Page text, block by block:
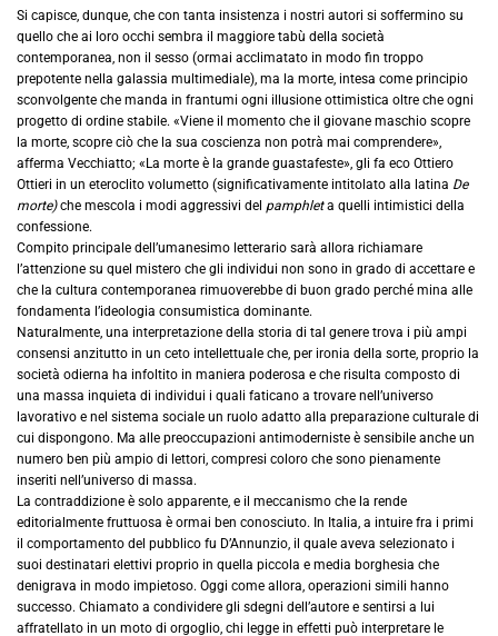
Si capisce, dunque, che con tanta insistenza i nostri autori si soffermino su
quello che ai loro occhi sembra il maggiore tabù della società
contemporanea, non il sesso (ormai acclimatato in modo fin troppo
prepotente nella galassia multimediale), ma la morte, intesa come principio
sconvolgente che manda in frantumi ogni illusione ottimistica oltre che ogni
progetto di ordine stabile. «Viene il momento che il giovane maschio scopre
la morte, scopre ciò che la sua coscienza non potrà mai comprendere»,
afferma Vecchiatto; «La morte è la grande guastafeste», gli fa eco Ottiero
Ottieri in un eteroclito volumetto (significativamente intitolato alla latina De
morte)che mescola i modi aggressivi del pamphleta quelli intimistici della
confessione.
Compito principale dell’umanesimo letterario sarà allora richiamare
l’attenzione su quel mistero che gli individui non sono in grado di accettare e
che la cultura contemporanea rimuoverebbe di buon grado perché mina alle
fondamenta l’ideologia consumistica dominante.
Naturalmente, una interpretazione della storia di tal genere trova i più ampi
consensi anzitutto in un ceto intellettuale che, per ironia della sorte, proprio la
società odierna ha infoltito in maniera poderosa e che risulta composto di
una massa inquieta di individui i quali faticano a trovare nell’universo
lavorativo e nel sistema sociale un ruolo adatto alla preparazione culturale di
cui dispongono. Ma alle preoccupazioni antimoderniste è sensibile anche un
numero ben più ampio di lettori, compresi coloro che sono pienamente
inseriti nell’universo di massa.
La contraddizione è solo apparente, e il meccanismo che la rende
editorialmente fruttuosa è ormai ben conosciuto. In Italia, a intuire fra i primi
il comportamento del pubblico fu D’Annunzio, il quale aveva selezionato i
suoi destinatari elettivi proprio in quella piccola e media borghesia che
denigrava in modo impietoso. Oggi come allora, operazioni simili hanno
successo. Chiamato a condividere gli sdegni dell’autore e sentirsi a lui
affratellato in un moto di orgoglio, chi legge in effetti può interpretare le